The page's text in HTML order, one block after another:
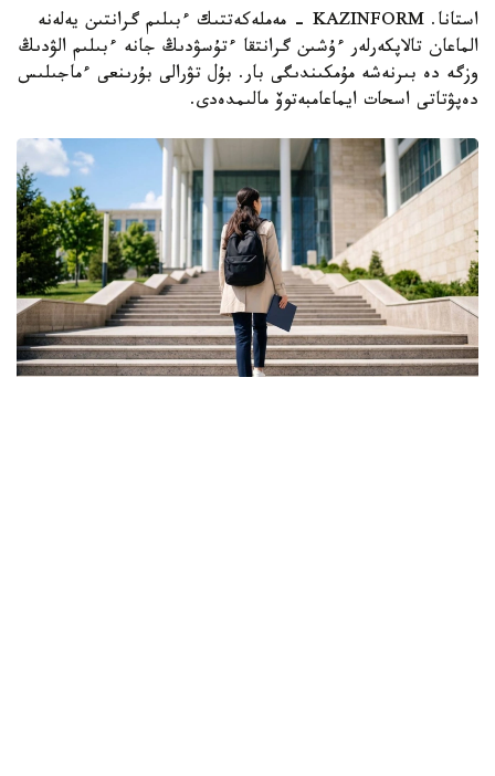
استانا. KAZINFORM - مەملەكەتتىك ءبىلىم گرانتىن يەلەنە
الماعان تالاپكەرلەر ءۇشىن گرانتقا ءتۇسۋدىڭ جانە ءبىلىم الۋدىڭ
وزگە دە بىرنەشە مۇمكىندىگى بار. بۇل تۋرالى بۇرىنعى ءماجىلىس
دەپۋتاتى اسحات ايماعامبەتوۆ مالىمدەدى.